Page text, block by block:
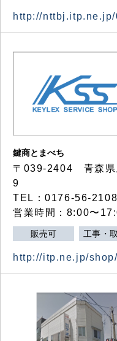
http://nttbj.itp.ne.jp/
鍵商とまべち
〒039-2404 青森県
9
TEL：0176-56-
営業時間：8:00〜
販売可 工事・
http://itp.ne.jp/